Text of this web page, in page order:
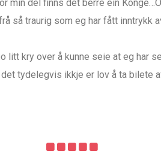
min del finns det berre ein
så traurig som eg har fått inntrykk
litt kry over å kunne seie at eg har
tydelegvis ikkje er lov å ta bilete